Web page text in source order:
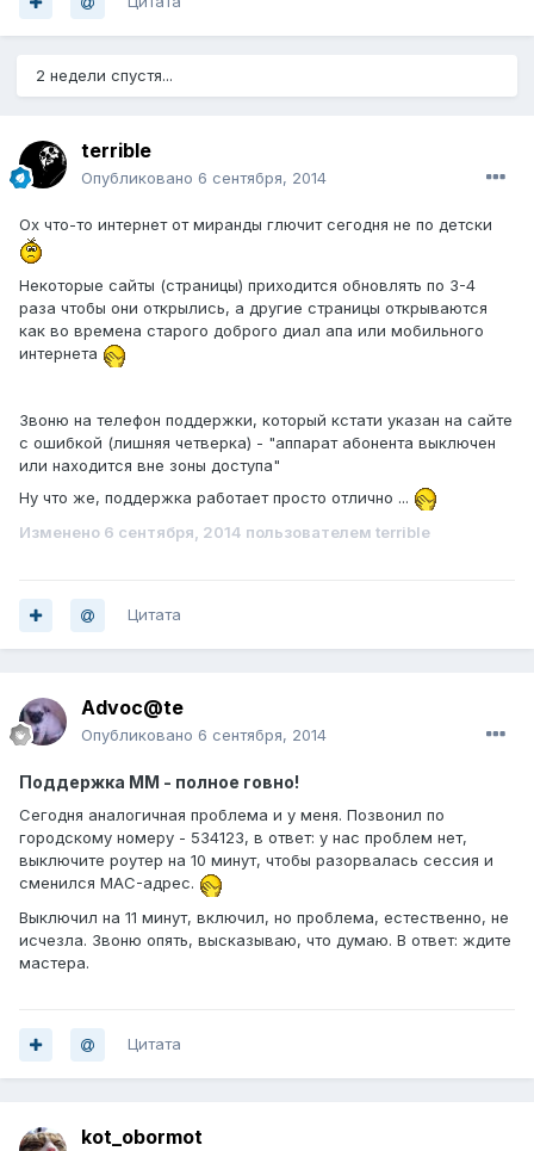
2 недели спустя...
terrible
Опубликовано 6 сентября, 2014
Ох что-то интернет от миранды глючит сегодня не по детски
Некоторые сайты (страницы) приходится обновлять по 3-4
раза чтобы они открылись, а другие страницы открываются
как во времена старого доброго диал апа или мобильного
интернета
Звоню на телефон поддержки, который кстати указан на сайте
с ошибкой (лишняя четверка) - "аппарат абонента выключен
или находится вне зоны доступа"
Ну что же, поддержка работает просто отлично ...
Изменено 6 сентября, 2014 пользователем terrible
Цитата
Advoc@te
Опубликовано 6 сентября, 2014
Поддержка ММ - полное говно!
Сегодня аналогичная проблема и у меня. Позвонил по
городскому номеру - 534123, в ответ: у нас проблем нет,
выключите роутер на 10 минут, чтобы разорвалась сессия и
сменился MAC-адрес.
Выключил на 11 минут, включил, но проблема, естественно, не
исчезла. Звоню опять, высказываю, что думаю. В ответ: ждите
мастера.
Цитата
kot_obormot